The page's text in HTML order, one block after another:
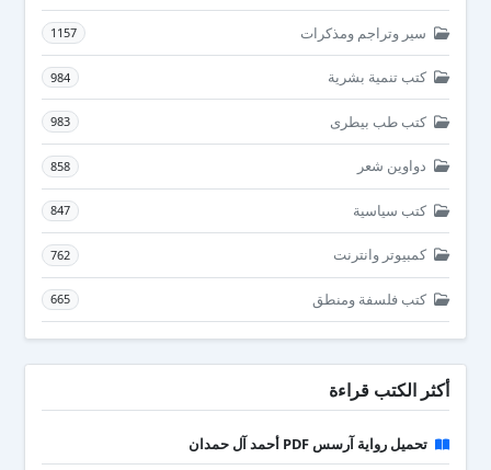
سير وتراجم ومذكرات 1157
كتب تنمية بشرية 984
كتب طب بيطرى 983
دواوين شعر 858
كتب سياسية 847
كمبيوتر وانترنت 762
كتب فلسفة ومنطق 665
أكثر الكتب قراءة
تحميل رواية آرسس PDF أحمد آل حمدان